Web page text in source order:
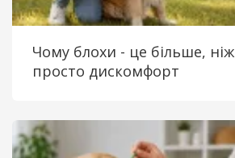
Чому блохи - це більше, ніж
просто дискомфорт